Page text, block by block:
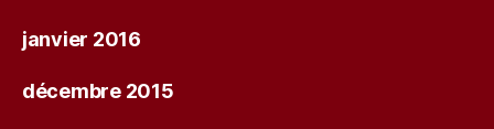
janvier 2016
décembre 2015